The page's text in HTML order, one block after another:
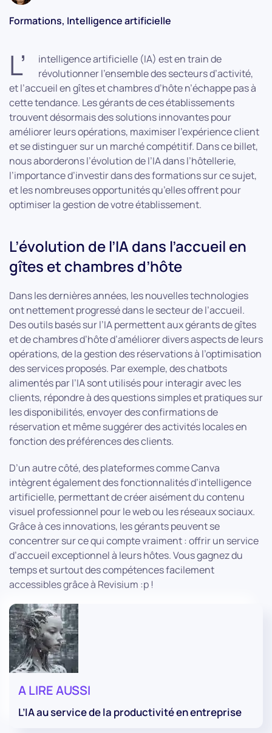
Formations, Intelligence artificielle
L’
intelligence artificielle (IA) est en train de
révolutionner l’ensemble des secteurs d’activité,
et l’accueil en gîtes et chambres d’hôte n’échappe pas à
cette tendance. Les gérants de ces établissements
trouvent désormais des solutions innovantes pour
améliorer leurs opérations, maximiser l’expérience client
et se distinguer sur un marché compétitif. Dans ce billet,
nous aborderons l’évolution de l’IA dans l’hôtellerie,
l’importance d’investir dans des formations sur ce sujet,
et les nombreuses opportunités qu’elles offrent pour
optimiser la gestion de votre établissement.
L’évolution de l’IA dans l’accueil en
gîtes et chambres d’hôte
Dans les dernières années, les nouvelles technologies
ont nettement progressé dans le secteur de l’accueil.
Des outils basés sur l’IA permettent aux gérants de gîtes
et de chambres d’hôte d’améliorer divers aspects de leurs
opérations, de la gestion des réservations à l’optimisation
des services proposés. Par exemple, des chatbots
alimentés par l’IA sont utilisés pour interagir avec les
clients, répondre à des questions simples et pratiques sur
les disponibilités, envoyer des confirmations de
réservation et même suggérer des activités locales en
fonction des préférences des clients.
D’un autre côté, des plateformes comme Canva
intègrent également des fonctionnalités d’intelligence
artificielle, permettant de créer aisément du contenu
visuel professionnel pour le web ou les réseaux sociaux.
Grâce à ces innovations, les gérants peuvent se
concentrer sur ce qui compte vraiment : offrir un service
d’accueil exceptionnel à leurs hôtes. Vous gagnez du
temps et surtout des compétences facilement
accessibles grâce à Revisium :p !
A LIRE AUSSI
L’IA au service de la productivité en entreprise